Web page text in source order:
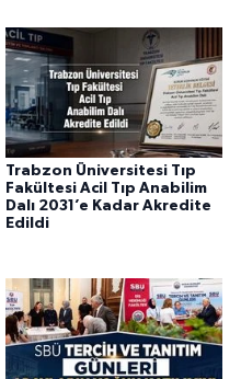
Trabzon Üniversitesi Tıp
Fakültesi Acil Tıp Anabilim
Dalı 2031’e Kadar Akredite
Edildi